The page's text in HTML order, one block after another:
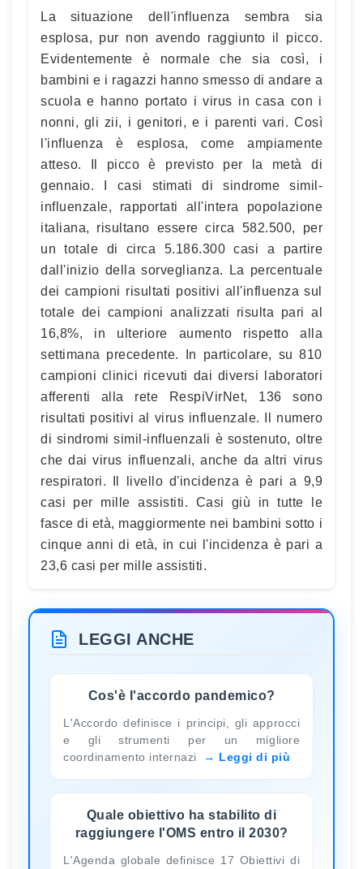
La situazione dell'influenza sembra sia
esplosa, pur non avendo raggiunto il picco.
Evidentemente è normale che sia così, i
bambini e i ragazzi hanno smesso di andare a
scuola e hanno portato i virus in casa con i
nonni, gli zii, i genitori, e i parenti vari. Così
l'influenza è esplosa, come ampiamente
atteso. Il picco è previsto per la metà di
gennaio. I casi stimati di sindrome simil-
influenzale, rapportati all'intera popolazione
italiana, risultano essere circa 582.500, per
un totale di circa 5.186.300 casi a partire
dall'inizio della sorveglianza. La percentuale
dei campioni risultati positivi all'influenza sul
totale dei campioni analizzati risulta pari al
16,8%, in ulteriore aumento rispetto alla
settimana precedente. In particolare, su 810
campioni clinici ricevuti dai diversi laboratori
afferenti alla rete RespiVirNet, 136 sono
risultati positivi al virus influenzale. Il numero
di sindromi simil-influenzali è sostenuto, oltre
che dai virus influenzali, anche da altri virus
respiratori. Il livello d'incidenza è pari a 9,9
casi per mille assistiti. Casi giù in tutte le
fasce di età, maggiormente nei bambini sotto i
cinque anni di età, in cui l'incidenza è pari a
23,6 casi per mille assistiti.
LEGGI ANCHE
Cos'è l'accordo pandemico?
L'Accordo definisce i principi, gli approcci
e gli strumenti per un migliore
coordinamento internazi
Leggi di più
Quale obiettivo ha stabilito di
raggiungere l'OMS entro il 2030?
L'Agenda globale definisce 17 Obiettivi di